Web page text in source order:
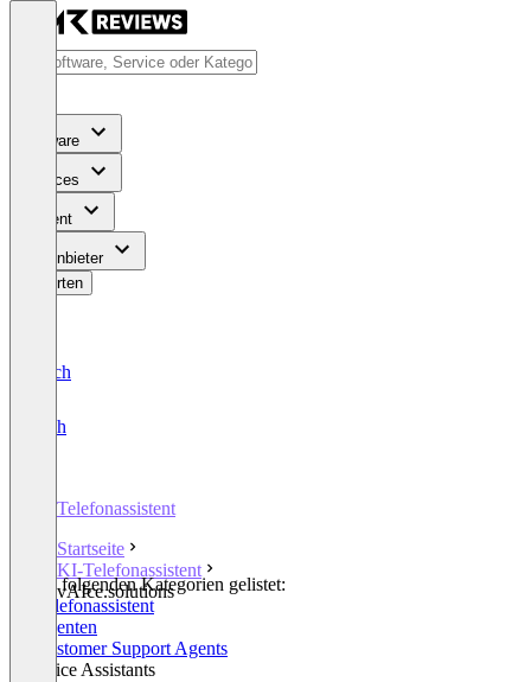
Software
Services
Content
Für Anbieter
Bewerten
Deutsch
English
KI-Telefonassistent
Startseite
KI-Telefonassistent
vAIce.solutions
In den folgenden Kategorien gelistet:
KI-Telefonassistent
KI Agenten
AI Customer Support Agents
AI Voice Assistants